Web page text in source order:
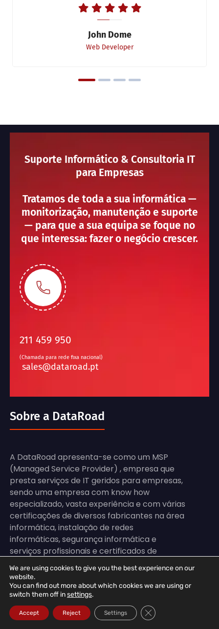
John Dome
Web Developer
Suporte Informático & Consultoria IT
para Empresas
Tratamos de toda a sua informática —
monitorização, manutenção e suporte
— para que a sua equipa se foque no
que interessa: fazer o negócio crescer.
211 459 950
(Chamada para rede fixa nacional)
sales@dataroad.pt
Sobre a DataRoad
A DataRoad apresenta-se como um MSP
(Managed Service Provider) , empresa que
presta serviços de IT geridos para empresas,
sendo uma empresa com know how
especializado, vasta experiência e com várias
certificações de diversos fabricantes na área
informática, instalação de redes
informáticas, segurança informática e
serviços profissionais e certificados de
informática.
Com uma equipa altamente qualificada e
focada em resultados, garantimos a
continuidade dos sistemas, reduzimos
tempos de paragem e asseguramos que
We are using cookies to give you the best experience on our
website.
You can find out more about which cookies we are using or
switch them off insettings.
Accept Reject Settings Close GDPR Cookie